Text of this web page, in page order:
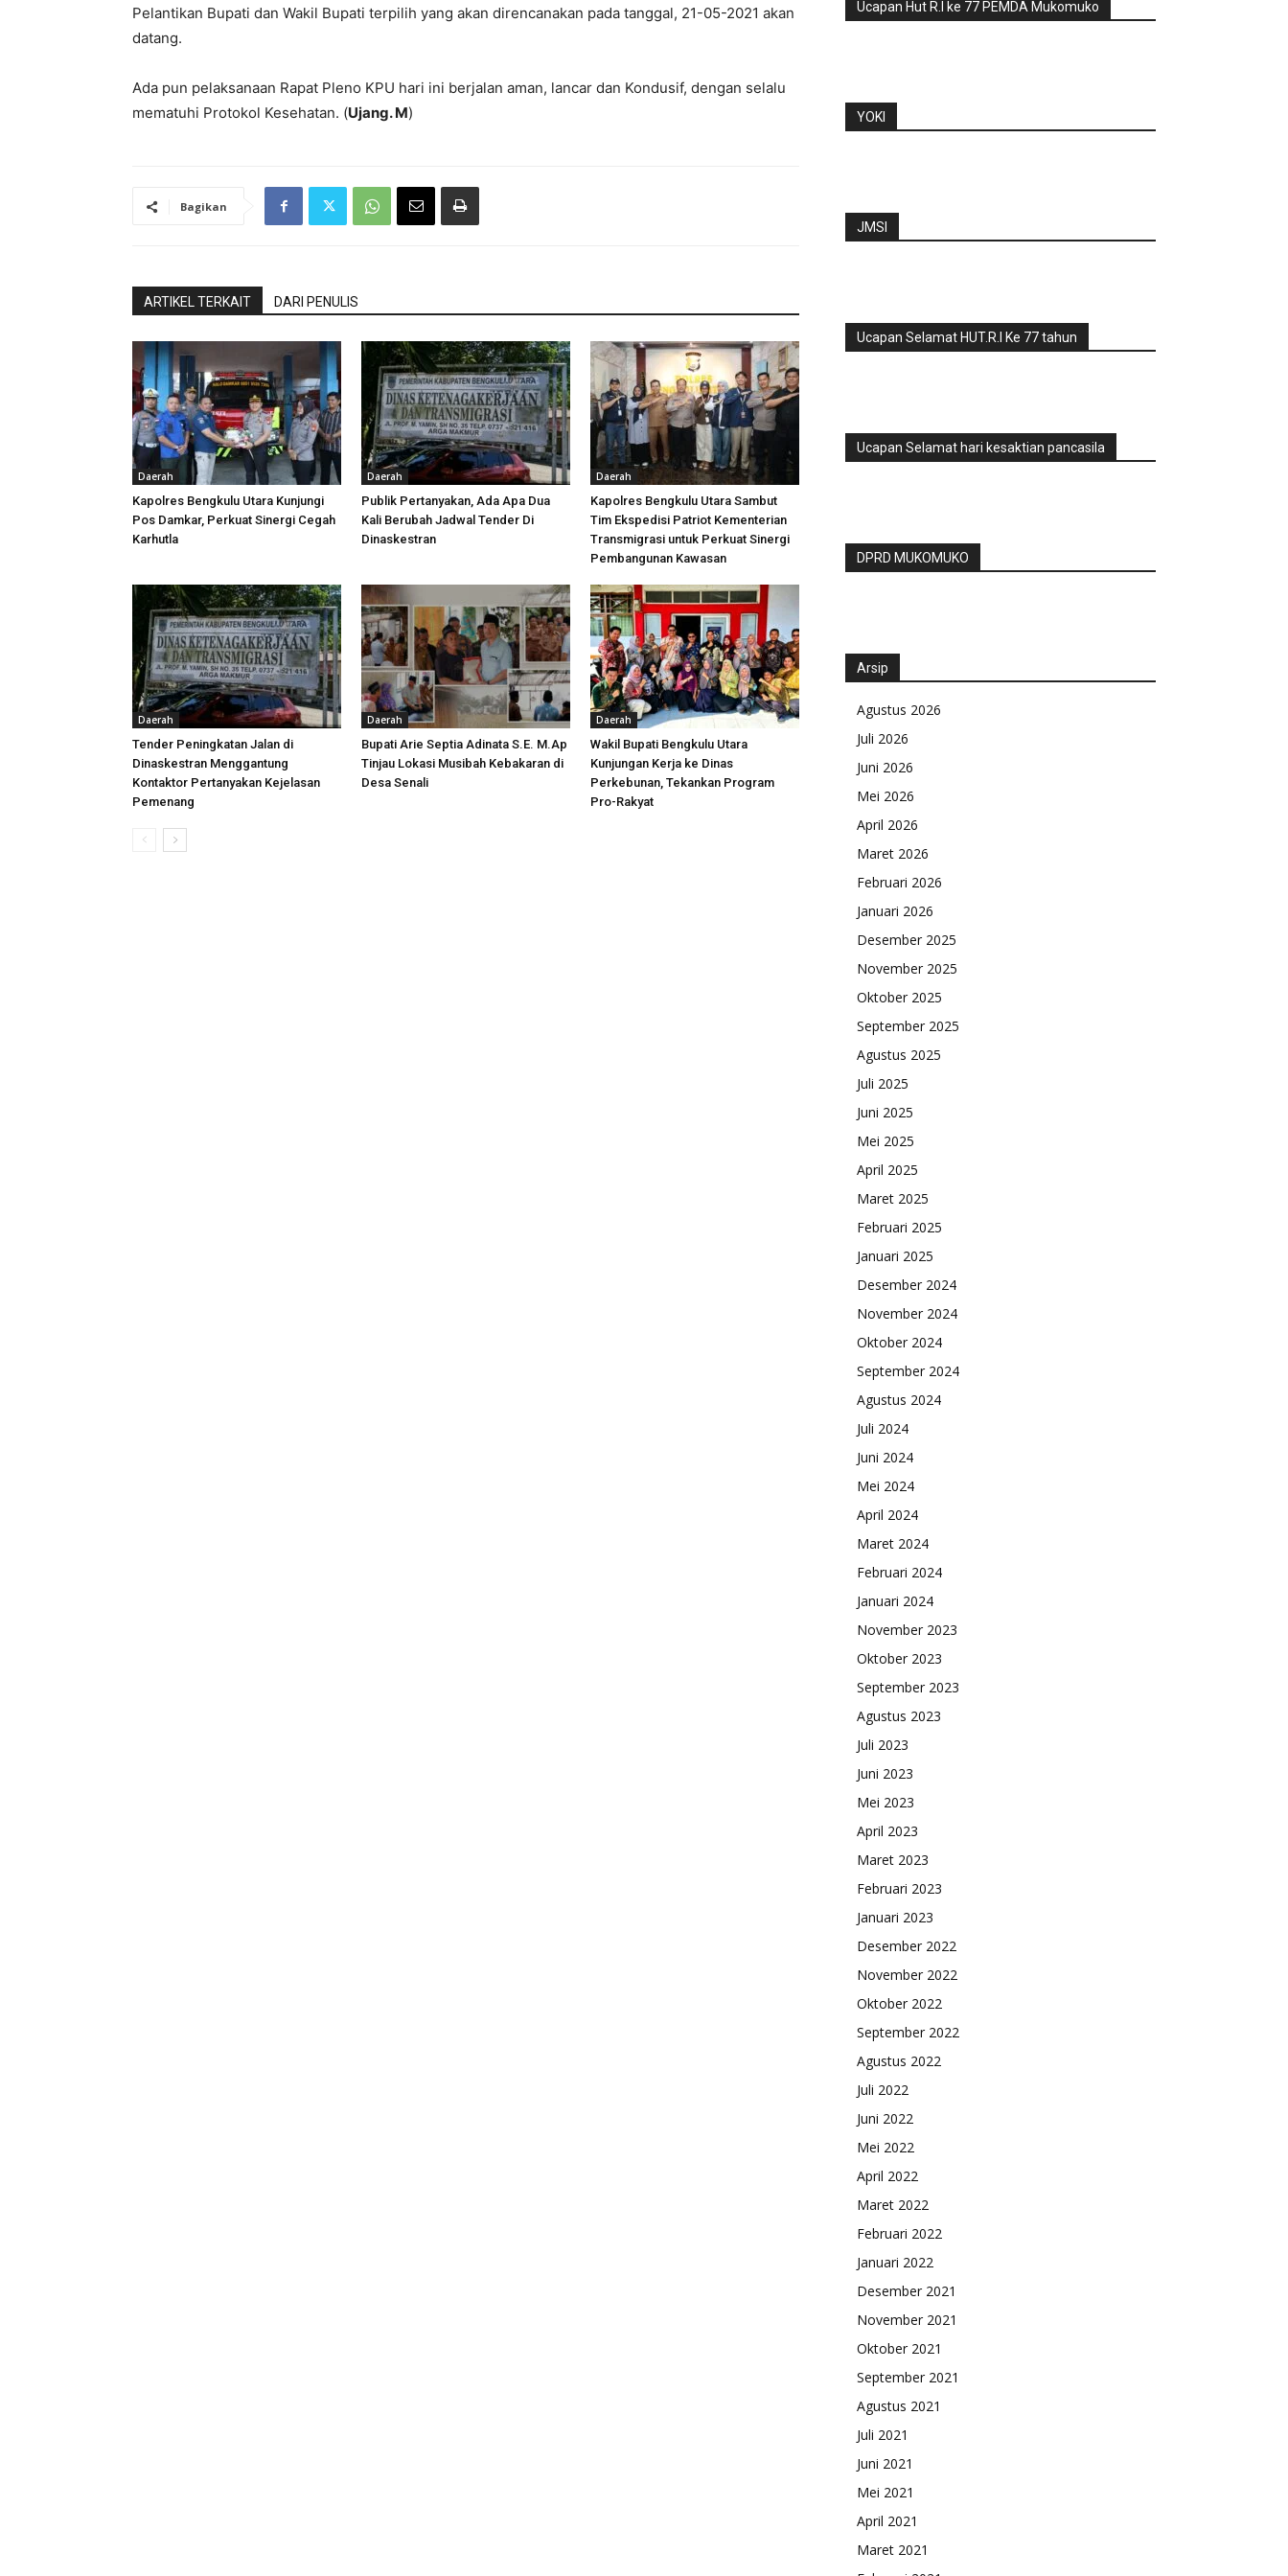
Pelantikan Bupati dan Wakil Bupati terpilih yang akan direncanakan pada tanggal, 21-05-2021 akan
datang.
Ada pun pelaksanaan Rapat Pleno KPU hari ini berjalan aman, lancar dan Kondusif, dengan selalu
mematuhi Protokol Kesehatan. (Ujang. M)
Bagikan
ARTIKEL TERKAIT DARI PENULIS
Daerah
Kapolres Bengkulu Utara Kunjungi
Pos Damkar, Perkuat Sinergi Cegah
Karhutla
Daerah
Publik Pertanyakan, Ada Apa Dua
Kali Berubah Jadwal Tender Di
Dinaskestran
Daerah
Kapolres Bengkulu Utara Sambut
Tim Ekspedisi Patriot Kementerian
Transmigrasi untuk Perkuat Sinergi
Pembangunan Kawasan
Daerah
Tender Peningkatan Jalan di
Dinaskestran Menggantung
Kontaktor Pertanyakan Kejelasan
Pemenang
Daerah
Bupati Arie Septia Adinata S.E. M.Ap
Tinjau Lokasi Musibah Kebakaran di
Desa Senali
Daerah
Wakil Bupati Bengkulu Utara
Kunjungan Kerja ke Dinas
Perkebunan, Tekankan Program
Pro-Rakyat
Ucapan Hut R.I ke 77 PEMDA Mukomuko
YOKI
JMSI
Ucapan Selamat HUT.R.I Ke 77 tahun
Ucapan Selamat hari kesaktian pancasila
DPRD MUKOMUKO
Arsip
Agustus 2026
Juli 2026
Juni 2026
Mei 2026
April 2026
Maret 2026
Februari 2026
Januari 2026
Desember 2025
November 2025
Oktober 2025
September 2025
Agustus 2025
Juli 2025
Juni 2025
Mei 2025
April 2025
Maret 2025
Februari 2025
Januari 2025
Desember 2024
November 2024
Oktober 2024
September 2024
Agustus 2024
Juli 2024
Juni 2024
Mei 2024
April 2024
Maret 2024
Februari 2024
Januari 2024
November 2023
Oktober 2023
September 2023
Agustus 2023
Juli 2023
Juni 2023
Mei 2023
April 2023
Maret 2023
Februari 2023
Januari 2023
Desember 2022
November 2022
Oktober 2022
September 2022
Agustus 2022
Juli 2022
Juni 2022
Mei 2022
April 2022
Maret 2022
Februari 2022
Januari 2022
Desember 2021
November 2021
Oktober 2021
September 2021
Agustus 2021
Juli 2021
Juni 2021
Mei 2021
April 2021
Maret 2021